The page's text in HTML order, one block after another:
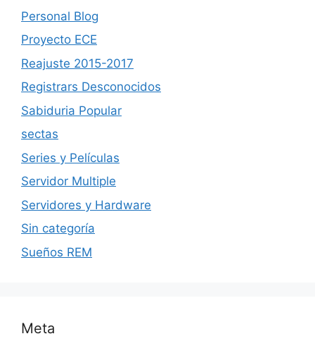
Personal Blog
Proyecto ECE
Reajuste 2015-2017
Registrars Desconocidos
Sabiduria Popular
sectas
Series y Películas
Servidor Multiple
Servidores y Hardware
Sin categoría
Sueños REM
Meta